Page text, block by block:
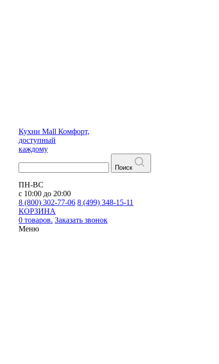
Кухни Mall Комфорт,
доступный
каждому
Поиск
ПН-ВС
с 10:00 до 20:00
8 (800) 302-77-06 8 (499) 348-15-11
КОРЗИНА
0 товаров. Заказать звонок
Меню